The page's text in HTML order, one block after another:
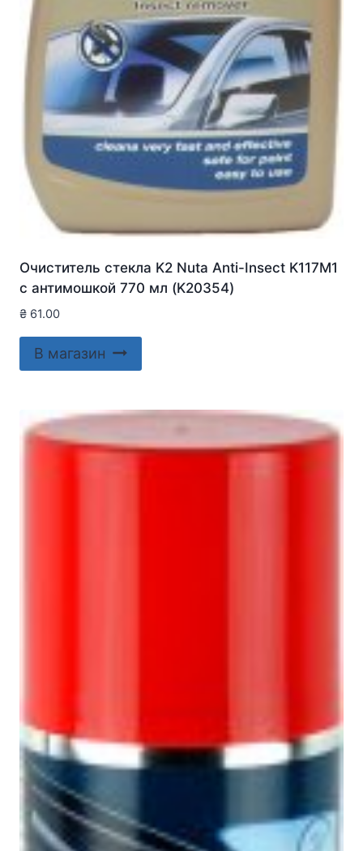
Очиститель стекла K2 Nuta Anti-Insect K117M1
с антимошкой 770 мл (K20354)
₴ 61.00
В магазин